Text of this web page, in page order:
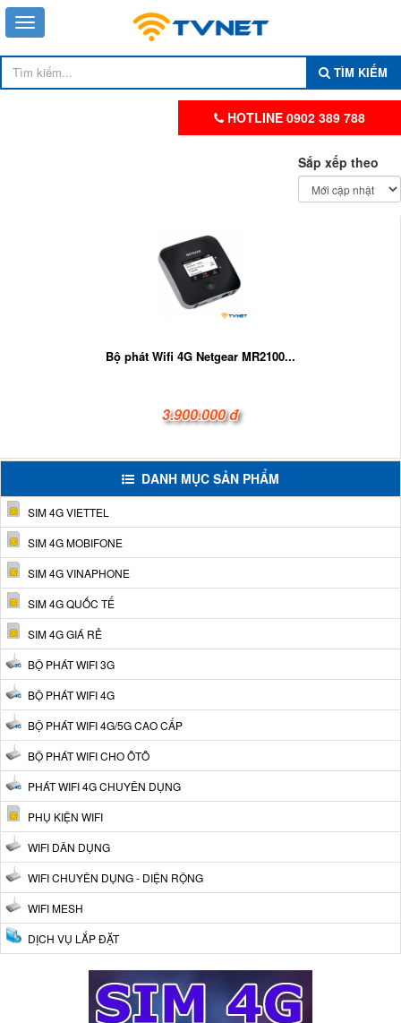
TÌM KIẾM
HOTLINE 0902 389 788
Sắp xếp theo
Bộ phát Wifi 4G Netgear MR2100...
3.900.000 đ
DANH MỤC SẢN PHẨM
SIM 4G VIETTEL
SIM 4G MOBIFONE
SIM 4G VINAPHONE
SIM 4G QUỐC TẾ
SIM 4G GIÁ RẺ
BỘ PHÁT WIFI 3G
BỘ PHÁT WIFI 4G
BỘ PHÁT WIFI 4G/5G CAO CẤP
BỘ PHÁT WIFI CHO ÔTÔ
PHÁT WIFI 4G CHUYÊN DỤNG
PHỤ KIỆN WIFI
WIFI DÂN DỤNG
WIFI CHUYÊN DỤNG - DIỆN RỘNG
WIFI MESH
DỊCH VỤ LẮP ĐẶT